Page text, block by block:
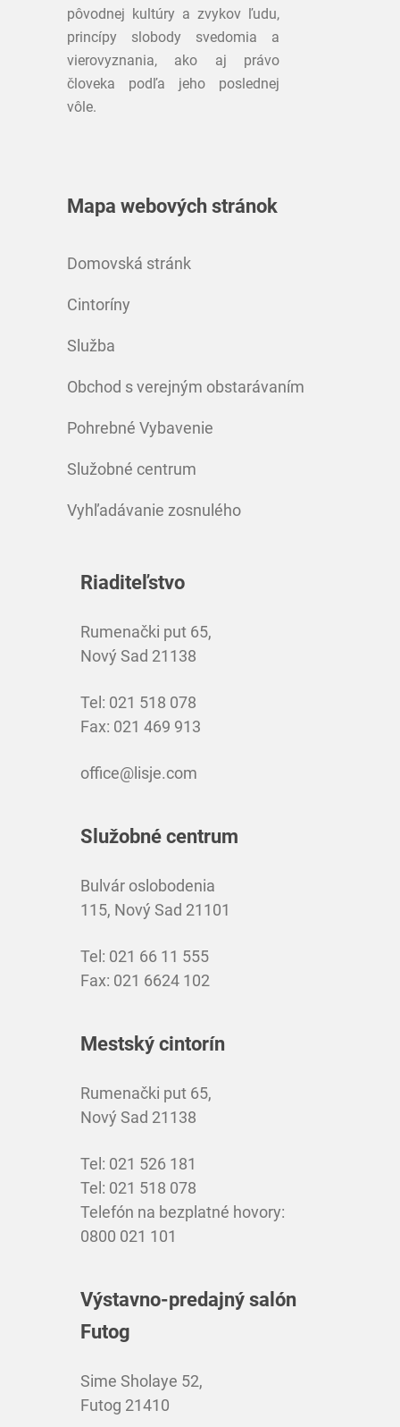
pôvodnej kultúry a zvykov ľudu,
princípy slobody svedomia a
vierovyznania, ako aj právo
človeka podľa jeho poslednej
vôle.
Mapa webových stránok
Domovská stránk
Cintoríny
Služba
Obchod s verejným obstarávaním
Pohrebné Vybavenie
Služobné centrum
Vyhľadávanie zosnulého
Riaditeľstvo
Rumenački put 65,
Nový Sad 21138
Tel: 021 518 078
Fax: 021 469 913
office@lisje.com
Služobné centrum
Bulvár oslobodenia
115, Nový Sad 21101
Tel: 021 66 11 555
Fax: 021 6624 102
Mestský cintorín
Rumenački put 65,
Nový Sad 21138
Tel: 021 526 181
Tel: 021 518 078
Telefón na bezplatné hovory:
0800 021 101
Výstavno-predajný salón
Futog
Sime Sholaye 52,
Futog 21410